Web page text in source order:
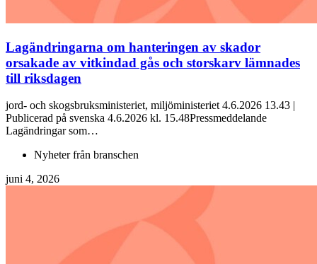
Lagändringarna om hanteringen av skador
orsakade av vitkindad gås och storskarv lämnades
till riksdagen
jord- och skogsbruksministeriet, miljöministeriet 4.6.2026 13.43 |
Publicerad på svenska 4.6.2026 kl. 15.48Pressmeddelande
Lagändringar som…
Nyheter från branschen
juni 4, 2026